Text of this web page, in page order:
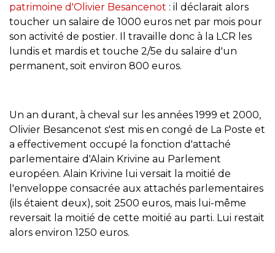
patrimoine d'Olivier Besancenot : il déclarait alors
toucher un salaire de 1000 euros net par mois pour
son activité de postier. Il travaille donc à la LCR les
lundis et mardis et touche 2/5e du salaire d'un
permanent, soit environ 800 euros.
Un an durant, à cheval sur les années 1999 et 2000,
Olivier Besancenot s'est mis en congé de La Poste et
a effectivement occupé la fonction d'attaché
parlementaire d'Alain Krivine au Parlement
européen. Alain Krivine lui versait la moitié de
l'enveloppe consacrée aux attachés parlementaires
(ils étaient deux), soit 2500 euros, mais lui-même
reversait la moitié de cette moitié au parti. Lui restait
alors environ 1250 euros.